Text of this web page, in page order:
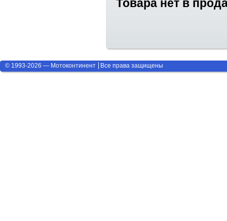
Товара нет в
© 1993-2026 — Мотоконтинент Все права защищены